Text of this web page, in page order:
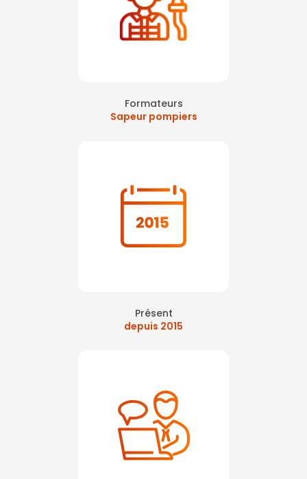
Formateurs
Sapeur pompiers
Présent
depuis 2015